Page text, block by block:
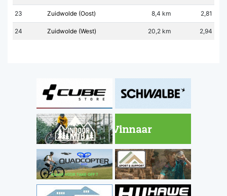
23 Zuidwolde (Oost) 8,4 km 2,81
24 Zuidwolde (West) 20,2 km 2,94